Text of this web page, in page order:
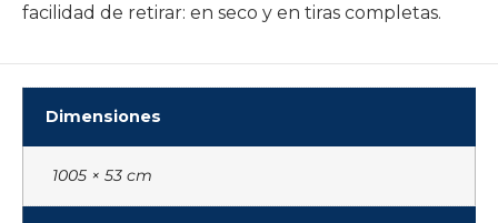
facilidad de retirar: en seco y en tiras completas.
Dimensiones
1005 × 53 cm